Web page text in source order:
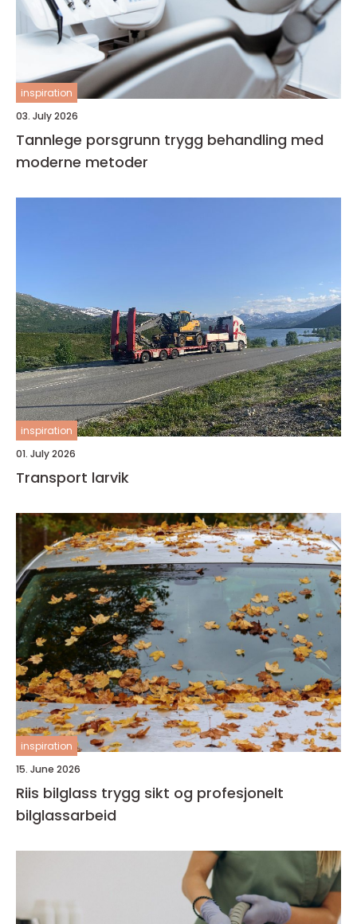
inspiration
03. July 2026
Tannlege porsgrunn trygg behandling med
moderne metoder
inspiration
01. July 2026
Transport larvik
inspiration
15. June 2026
Riis bilglass trygg sikt og profesjonelt
bilglassarbeid